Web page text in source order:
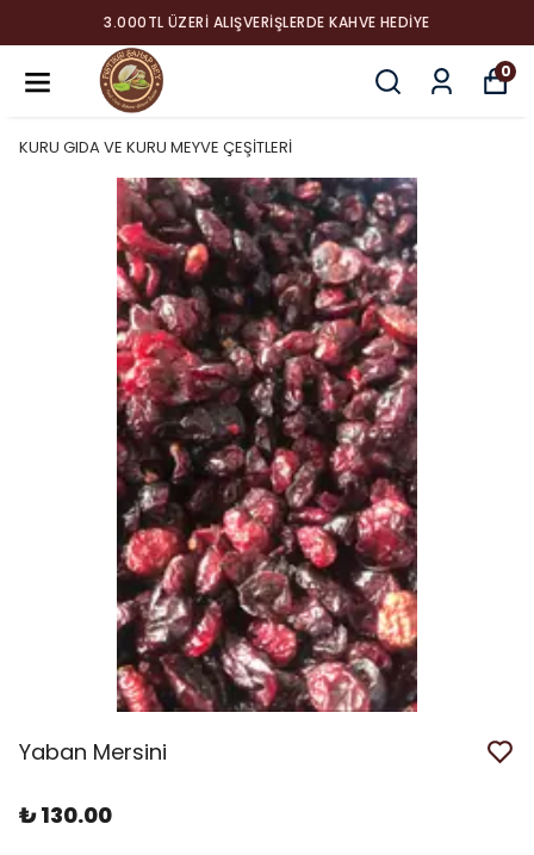
3.000TL ÜZERI ALIŞVERIŞLERDE KAHVE HEDIYE
0
KURU GIDA VE KURU MEYVE ÇEŞİTLERİ
Yaban Mersini
₺ 130.00